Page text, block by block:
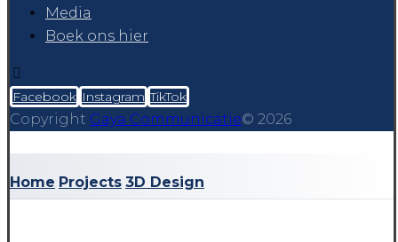
Media
Boek ons hier
Facebook Instagram TikTok
Copyright Gaya Communicatie© 2026
Home Projects 3D Design